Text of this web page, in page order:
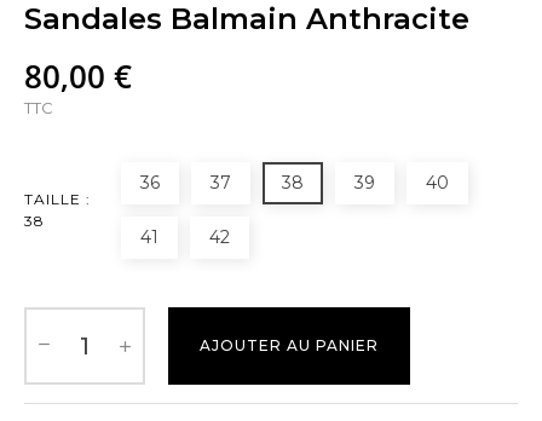
Sandales Balmain Anthracite
80,00 €
TTC
TAILLE :
38
36 37 38 39 40
41 42
AJOUTER AU PANIER